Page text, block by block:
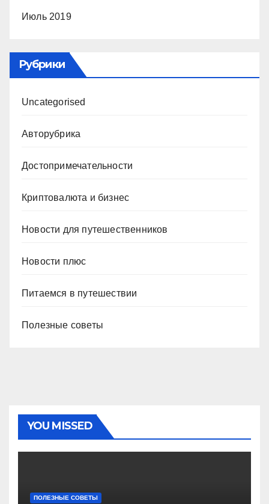
Июль 2019
Рубрики
Uncategorised
Авторубрика
Достопримечательности
Криптовалюта и бизнес
Новости для путешественников
Новости плюс
Питаемся в путешествии
Полезные советы
YOU MISSED
ПОЛЕЗНЫЕ СОВЕТЫ